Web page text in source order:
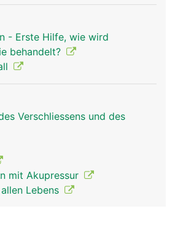
- Erste Hilfe, wie wird
behandelt?
Verschliessens und des
mit Akupressur
Lebens